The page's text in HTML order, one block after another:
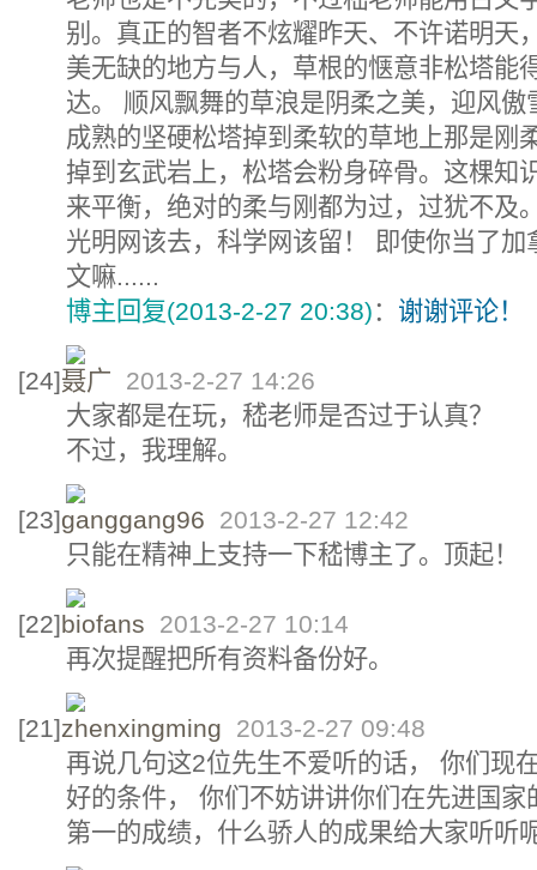
别。真正的智者不炫耀昨天、不许诺明天
美无缺的地方与人，草根的惬意非松塔能
达。 顺风飘舞的草浪是阴柔之美，迎风
成熟的坚硬松塔掉到柔软的草地上那是刚
掉到玄武岩上，松塔会粉身碎骨。这棵知
来平衡，绝对的柔与刚都为过，过犹不及
光明网该去，科学网该留！ 即使你当了
文嘛......
博主回复(2013-2-27 20:38)： 谢谢评论！
[24]聂广 2013-2-27 14:26
大家都是在玩，嵇老师是否过于认真？
不过，我理解。
[23]ganggang96 2013-2-27 12:42
只能在精神上支持一下嵇博主了。顶起！
[22] biofans 2013-2-27 10:14
再次提醒把所有资料备份好。
[21]zhenxingming 2013-2-27 09:48
再说几句这2位先生不爱听的话， 你们现
好的条件， 你们不妨讲讲你们在先进国
第一的成绩，什么骄人的成果给大家听听